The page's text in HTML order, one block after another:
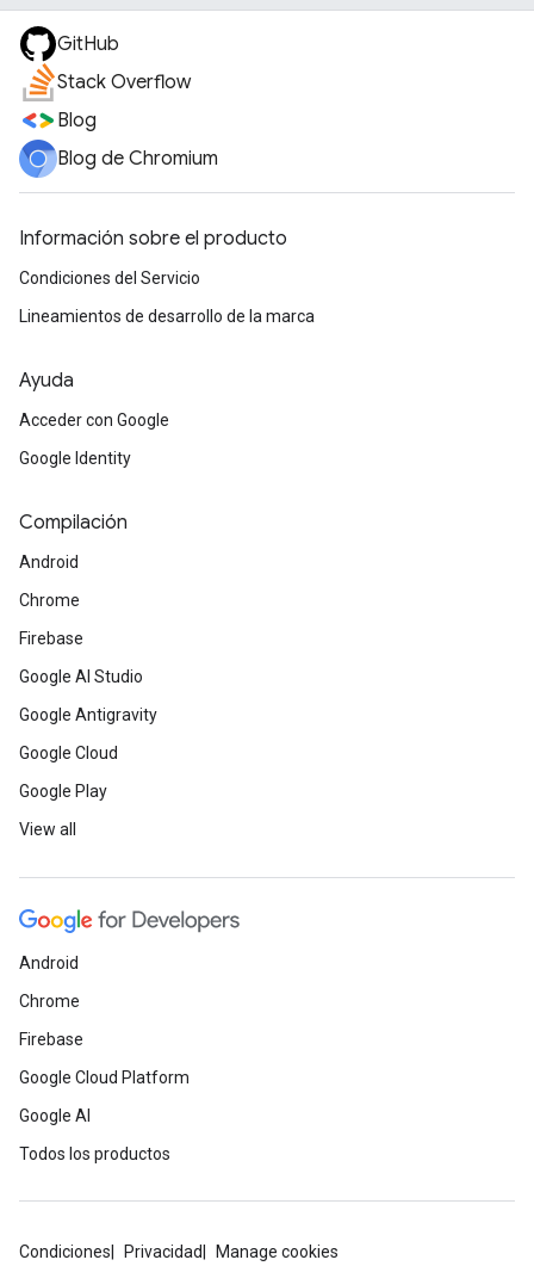
GitHub
Stack Overflow
Blog
Blog de Chromium
Información sobre el producto
Condiciones del Servicio
Lineamientos de desarrollo de la marca
Ayuda
Acceder con Google
Google Identity
Compilación
Android
Chrome
Firebase
Google AI Studio
Google Antigravity
Google Cloud
Google Play
View all
Android
Chrome
Firebase
Google Cloud Platform
Google AI
Todos los productos
Condiciones Privacidad Manage cookies